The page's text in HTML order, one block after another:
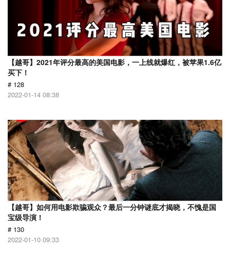
【越哥】2021年评分最高的美国电影，一上线就爆红，被苹果1.6亿
买下！
# 128
2022-01-14 08:38
【越哥】如何用电影欺骗观众？最后一分钟谜底才揭晓，不愧是国
宝级导演！
# 130
2022-01-10 09:33